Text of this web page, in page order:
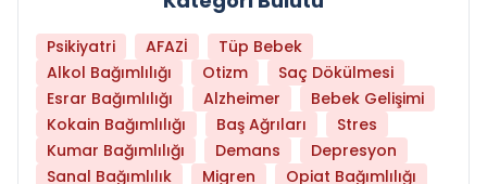
Psikiyatri AFAZİ
Tüp Bebek
Alkol Bağımlılığı
Otizm
Saç Dökülmesi
Esrar Bağımlılığı
Alzheimer
Bebek Gelişimi
Kokain Bağımlılığı
Baş Ağrıları
Stres
Kumar Bağımlılığı
Demans
Depresyon
Sanal Bağımlılık
Migren
Opiat Bağımlılığı